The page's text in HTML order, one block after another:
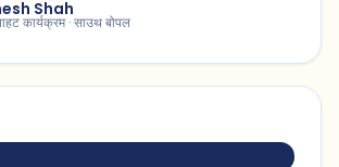
Shah
कार्यक्रम · साउथ बोपल